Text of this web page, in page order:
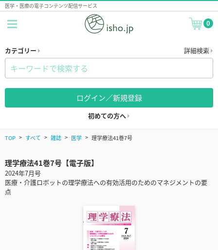
医学・医療の電子コンテンツ配信サービス
0
カテゴリー 詳細検索
ログイン／新規登録
初めての方へ
TOP すべて 雑誌 医学 理学療法41巻7号
理学療法41巻7号【電子版】
2024年7月号
医療・介護ロボットの理学療法への有効活用のためのマネジメントの要
点